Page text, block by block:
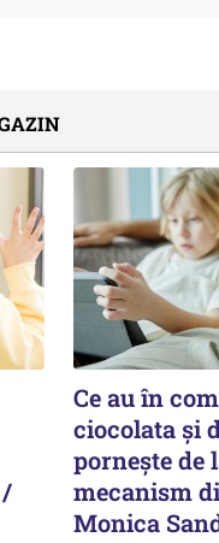
Ce au în
ciocolata și
pornește de
mecanism
Monica